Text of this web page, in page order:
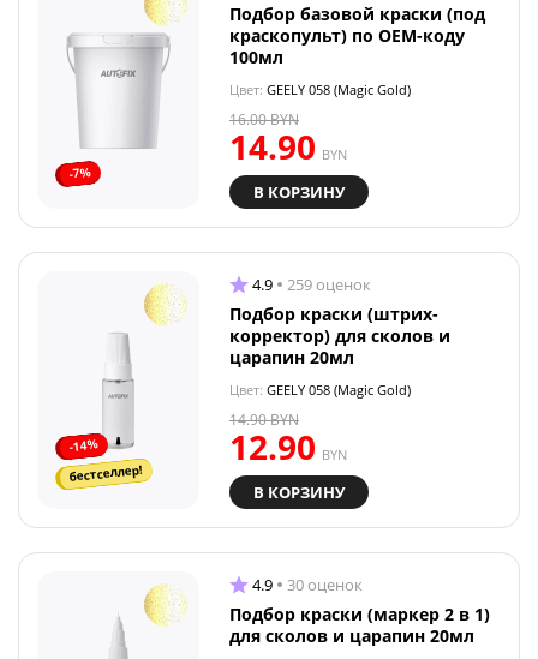
-7%
Подбор базовой краски (под
краскопульт) по OEM-коду
100мл
Цвет: GEELY 058 (Magic Gold)
14.90 BYN
16.00BYN
В КОРЗИНУ
-14%
бестселлер!
4.9 259 оценок
Подбор краски (штрих-
корректор) для сколов и
царапин 20мл
Цвет: GEELY 058 (Magic Gold)
12.90 BYN
14.90BYN
В КОРЗИНУ
4.9 30 оценок
Подбор краски (маркер 2 в 1)
для сколов и царапин 20мл